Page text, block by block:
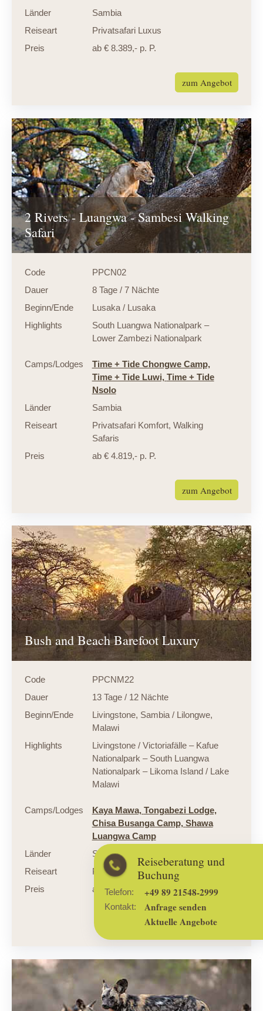
Reiseberatung und
Buchung
Telefon: +49 89 21548-2999
Kontakt:
Anfrage senden
Aktuelle Angebote
Länder
Sambia
Reiseart
Privatsafari Luxus
Preis
ab € 8.389,- p. P.
zum Angebot
2 Rivers - Luangwa - Sambesi Walking
Safari
Code
PPCN02
Dauer
8 Tage / 7 Nächte
Beginn/Ende
Lusaka / Lusaka
Highlights
South Luangwa Nationalpark –
Lower Zambezi Nationalpark
Camps/Lodges
Time + Tide Chongwe Camp,
Time + Tide Luwi, Time + Tide
Nsolo
Länder
Sambia
Reiseart
Privatsafari Komfort, Walking
Safaris
Preis
ab € 4.819,- p. P.
zum Angebot
Bush and Beach Barefoot Luxury
Code
PPCNM22
Dauer
13 Tage / 12 Nächte
Beginn/Ende
Livingstone, Sambia / Lilongwe,
Malawi
Highlights
Livingstone / Victoriafälle – Kafue
Nationalpark – South Luangwa
Nationalpark – Likoma Island / Lake
Malawi
Camps/Lodges Kaya Mawa, Tongabezi Lodge,
Chisa Busanga Camp, Shawa
Luangwa Camp
Länder
Sambia,
Reiseart
Privatsafari Luxus
Preis
ab € 7.739,- p. P.
zum Angebot